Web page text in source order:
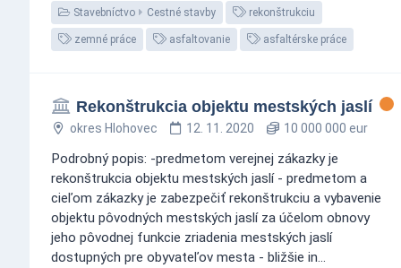
Stavebníctvo Cestné stavby rekonštrukciu
zemné práce asfaltovanie asfaltérske práce
Rekonštrukcia objektu mestských jaslí
okres Hlohovec 12. 11. 2020 10 000 000 eur
Podrobný popis: -predmetom verejnej zákazky je
rekonštrukcia objektu mestských jaslí - predmetom a
cieľom zákazky je zabezpečiť rekonštrukciu a vybavenie
objektu pôvodných mestských jaslí za účelom obnovy
jeho pôvodnej funkcie zriadenia mestských jaslí
dostupných pre obyvateľov mesta - bližšie in...